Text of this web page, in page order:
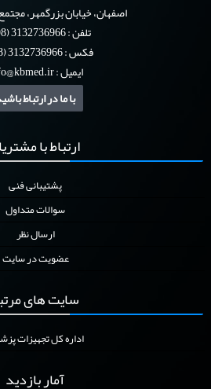
اصفهان، خیابان بزرگمهر،
تلفن : 3132736966 (0098)
فکس : 3132736966 (0098)
ایمیل :
با ما در ارتباط
ارتباطبا
پشتیبانی فنی
سوالات متداول
ارسال نظر
عضویت در سایت
سایتهای
اداره کل تجهیزات
آماربازدید